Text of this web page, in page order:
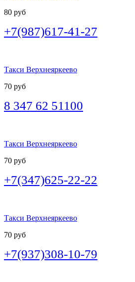
80 руб
+7(987)617-41-27
Такси Верхнеяркеево
70 руб
8 347 62 51100
Такси Верхнеяркеево
70 руб
+7(347)625-22-22
Такси Верхнеяркеево
70 руб
+7(937)308-10-79